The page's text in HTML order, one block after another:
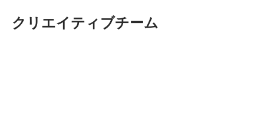
クリエイティブチーム